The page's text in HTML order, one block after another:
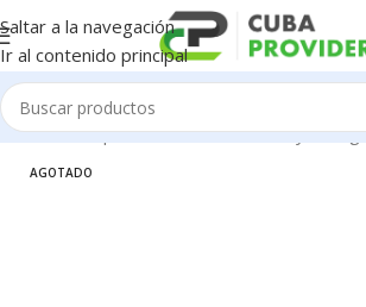
Saltar a la navegación
Ir al contenido principal
Inicio/Componentes de PC/Fanes y
AGOTADO